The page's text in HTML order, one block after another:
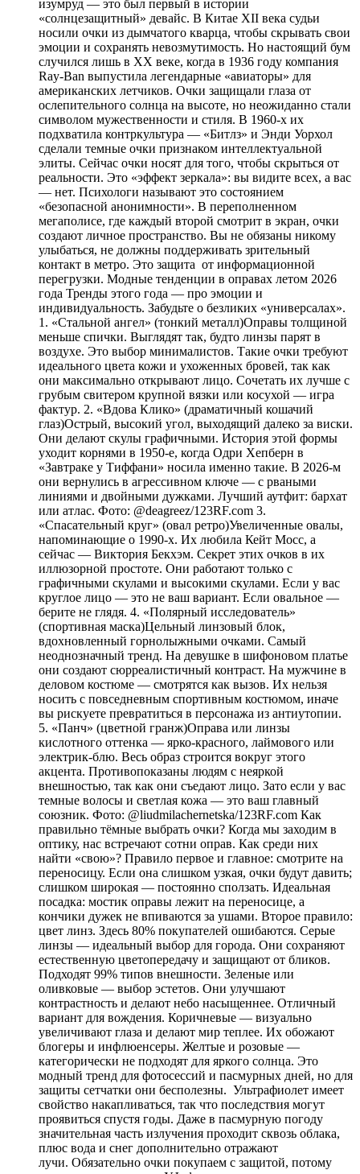
изумруд — это был первый в истории
«солнцезащитный» девайс. В Китае XII века судьи
носили очки из дымчатого кварца, чтобы скрывать свои
эмоции и сохранять невозмутимость. Но настоящий бум
случился лишь в XX веке, когда в 1936 году компания
Ray-Ban выпустила легендарные «авиаторы» для
американских летчиков. Очки защищали глаза от
ослепительного солнца на высоте, но неожиданно стали
символом мужественности и стиля. В 1960-х их
подхватила контркультура — «Битлз» и Энди Уорхол
сделали темные очки признаком интеллектуальной
элиты. Сейчас очки носят для того, чтобы скрыться от
реальности. Это «эффект зеркала»: вы видите всех, а вас
— нет. Психологи называют это состоянием
«безопасной анонимности». В переполненном
мегаполисе, где каждый второй смотрит в экран, очки
создают личное пространство. Вы не обязаны никому
улыбаться, не должны поддерживать зрительный
контакт в метро. Это защита от информационной
перегрузки. Модные тенденции в оправах летом 2026
года Тренды этого года — про эмоции и
индивидуальность. Забудьте о безликих «универсалах».
1. «Стальной ангел» (тонкий металл)Оправы толщиной
меньше спички. Выглядят так, будто линзы парят в
воздухе. Это выбор минималистов. Такие очки требуют
идеального цвета кожи и ухоженных бровей, так как
они максимально открывают лицо. Сочетать их лучше с
грубым свитером крупной вязки или косухой — игра
фактур. 2. «Вдова Клико» (драматичный кошачий
глаз)Острый, высокий угол, выходящий далеко за виски.
Они делают скулы графичными. История этой формы
уходит корнями в 1950-е, когда Одри Хепберн в
«Завтраке у Тиффани» носила именно такие. В 2026-м
они вернулись в агрессивном ключе — с рваными
линиями и двойными дужками. Лучший аутфит: бархат
или атлас. Фото: @deagreez/123RF.com 3.
«Спасательный круг» (овал ретро)Увеличенные овалы,
напоминающие о 1990-х. Их любила Кейт Мосс, а
сейчас — Виктория Бекхэм. Секрет этих очков в их
иллюзорной простоте. Они работают только с
графичными скулами и высокими скулами. Если у вас
круглое лицо — это не ваш вариант. Если овальное —
берите не глядя. 4. «Полярный исследователь»
(спортивная маска)Цельный линзовый блок,
вдохновленный горнолыжными очками. Самый
неоднозначный тренд. На девушке в шифоновом платье
они создают сюрреалистичный контраст. На мужчине в
деловом костюме — смотрятся как вызов. Их нельзя
носить с повседневным спортивным костюмом, иначе
вы рискуете превратиться в персонажа из антиутопии.
5. «Панч» (цветной гранж)Оправа или линзы
кислотного оттенка — ярко-красного, лаймового или
электрик-блю. Весь образ строится вокруг этого
акцента. Противопоказаны людям с неяркой
внешностью, так как они съедают лицо. Зато если у вас
темные волосы и светлая кожа — это ваш главный
союзник. Фото: @liudmilachernetska/123RF.com Как
правильно тёмные выбрать очки? Когда мы заходим в
оптику, нас встречают сотни оправ. Как среди них
найти «свою»? Правило первое и главное: смотрите на
переносицу. Если она слишком узкая, очки будут давить;
слишком широкая — постоянно сползать. Идеальная
посадка: мостик оправы лежит на переносице, а
кончики дужек не впиваются за ушами. Второе правило:
цвет линз. Здесь 80% покупателей ошибаются. Серые
линзы — идеальный выбор для города. Они сохраняют
естественную цветопередачу и защищают от бликов.
Подходят 99% типов внешности. Зеленые или
оливковые — выбор эстетов. Они улучшают
контрастность и делают небо насыщеннее. Отличный
вариант для вождения. Коричневые — визуально
увеличивают глаза и делают мир теплее. Их обожают
блогеры и инфлюенсеры. Желтые и розовые —
категорически не подходят для яркого солнца. Это
модный тренд для фотосессий и пасмурных дней, но для
защиты сетчатки они бесполезны. Ультрафиолет имеет
свойство накапливаться, так что последствия могут
проявиться спустя годы. Даже в пасмурную погоду
значительная часть излучения проходит сквозь облака,
плюс вода и снег дополнительно отражают
лучи. Обязательно очки покупаем с защитой, потому